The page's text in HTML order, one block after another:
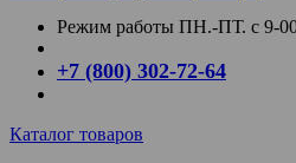
Режим работы ПН.-ПТ. с 9-
+7 (800) 302-72-64
Каталог товаров